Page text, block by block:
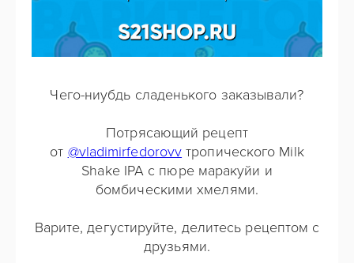
Чего-ниубдь сладенького заказывали?
Потрясающий рецепт
от @vladimirfedorovv тропического Milk
Shake IPA с пюре маракуйи и
бомбическими хмелями.
Варите, дегустируйте, делитесь рецептом с
друзьями.